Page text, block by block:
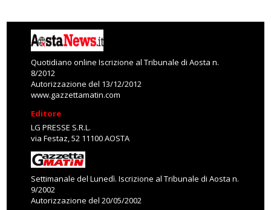
Quotidiano online Iscrizione al Tribunale di Aosta n.
8/2012
Autorizzazione del 13/12/2012
www.gazzettamatin.com
Editore
LG PRESSE S.R.L.
via Festaz, 52 11100 AOSTA
Settimanale del Lunedì. Iscrizione al Tribunale di Aosta n.
9/2002
Autorizzazione del 20/05/2002